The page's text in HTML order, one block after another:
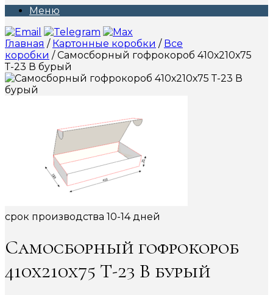
Меню
Главная / Картонные коробки / Все
коробки / Самосборный гофрокороб 410х210х75
Т-23 В бурый
срок производства 10-14 дней
Самосборный гофрокороб
410х210х75 Т-23 В бурый